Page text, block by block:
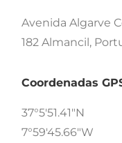
Avenida Algarve
182 Almancil,
Coordenadas
37°5'51.41"N
7°59'45.66"W